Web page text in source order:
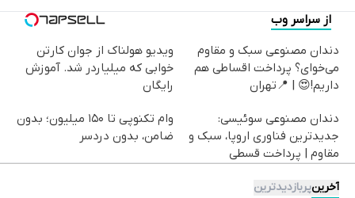
از سراسر وب
دندان مصنوعی سبک و مقاوم
می‌خوای؟ پرداخت اقساطی هم
داریم!😍 | 📍تهران
ویدیو هولناک از جوان کارتن
خوابی که میلیاردر شد. آموزش
رایگان
دندان مصنوعی سوئیسی:
جدیدترین فناوری اروپا، سبک و
مقاوم | پرداخت قسطی
وام تکنوپی تا ۱۵۰ میلیون؛ بدون
ضامن، بدون دردسر
آخرینپربازدیدترین